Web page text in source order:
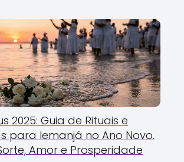
2025: Guia de Rituais e
para Iemanjá no Ano Novo.
Amor e Prosperidade